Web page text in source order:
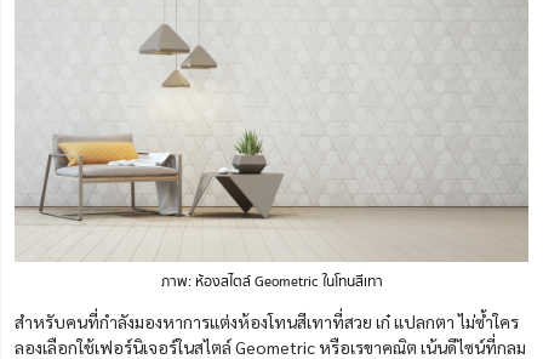
ภาพ: ห้องสไตล์ Geometric ในโทนสีเทา
สำหรับคนที่กำลังมองหาการแต่งห้องโทนสีเทาที่สวย เก๋ แปลกตา ไม่ซ้ำใคร
ลองเลือกใช้เฟอร์นิเจอร์ในสไตล์ Geometric หรือเรขาคณิต เน้นดีไซน์ที่กลม